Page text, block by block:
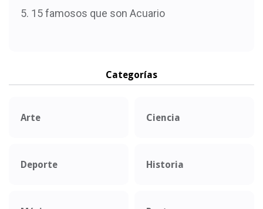
15 famosos que son Acuario
Categorías
Arte Ciencia
Deporte Historia